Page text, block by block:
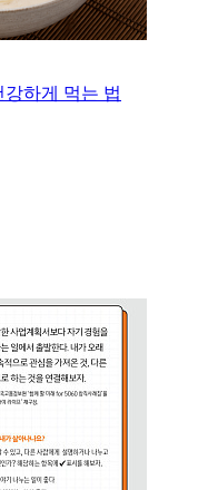
강하게 먹는 법